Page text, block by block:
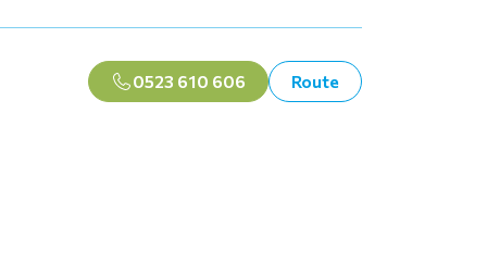
0523 610 606 Route